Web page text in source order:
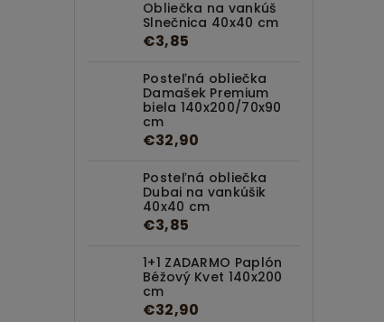
Obliečka na vankúš
Slnečnica 40x40 cm
€3,85
Posteľná obliečka
Damašek Premium
biela 140x200/70x90
cm
€32,90
Posteľná obliečka
Dubai na vankúšik
40x40 cm
€3,85
1+1 ZADARMO Paplón
Béžový Kvet 140x200
cm
€32,90